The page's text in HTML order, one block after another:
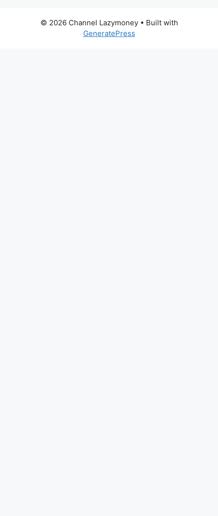
© 2026 Channel Lazymoney• Built with
GeneratePress